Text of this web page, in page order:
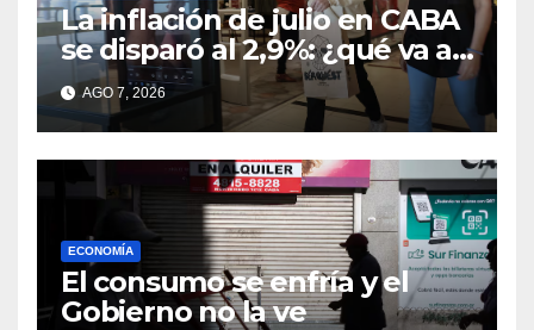
La inflación de julio en CABA
se disparó al 2,9%: ¿qué va a
pasar a nivel nacional?
AGO 7, 2026
ECONOMÍA
El consumo se enfría y el
Gobierno no la ve